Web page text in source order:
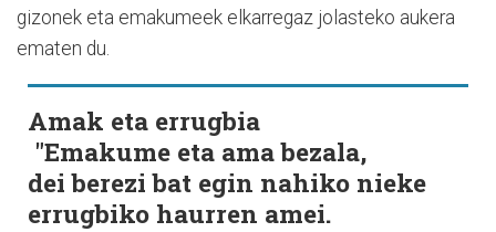
gizonek eta emakumeek elkarregaz jolasteko aukera
ematen du.
Amak eta errugbia
"Emakume eta ama bezala,
dei berezi bat egin nahiko nieke
errugbiko haurren amei.